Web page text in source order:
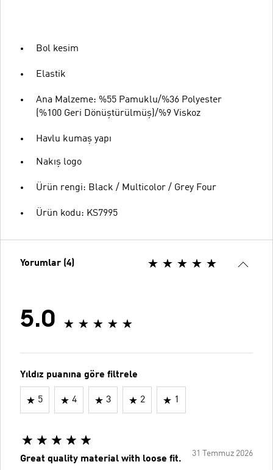
Bol kesim
Elastik
Ana Malzeme: %55 Pamuklu/%36 Polyester
(%100 Geri Dönüştürülmüş)/%9 Viskoz
Havlu kumaş yapı
Nakış logo
Ürün rengi: Black / Multicolor / Grey Four
Ürün kodu: KS7995
Yorumlar (4)
5.0
Yıldız puanına göre filtrele
5 4 3 2 1
31 Temmuz 2026
Great quality material with loose fit.